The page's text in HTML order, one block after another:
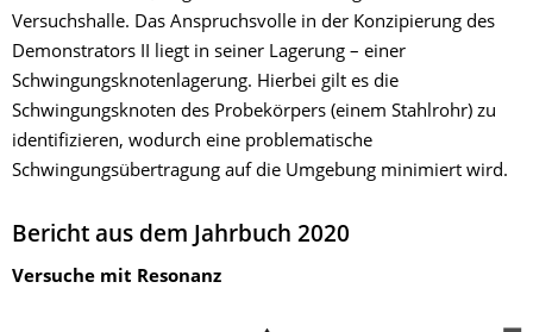
Versuchshalle. Das Anspruchsvolle in der Konzipierung des
Demonstrators II liegt in seiner Lagerung – einer
Schwingungsknotenlagerung. Hierbei gilt es die
Schwingungsknoten des Probekörpers (einem Stahlrohr) zu
identifizieren, wodurch eine problematische
Schwingungsübertragung auf die Umgebung minimiert wird.
Bericht aus dem Jahrbuch 2020
Versuche mit Resonanz